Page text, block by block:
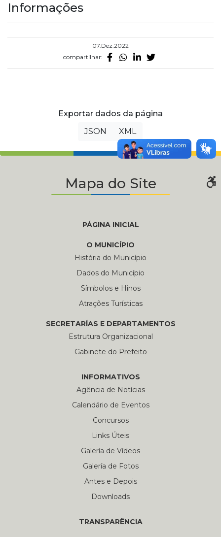
Informações
07.Dez.2022
compartilhar:
Exportar dados da página
JSON
XML
Mapa do Site
PÁGINA INICIAL
O MUNICÍPIO
História do Município
Dados do Município
Símbolos e Hinos
Atrações Turísticas
SECRETARÍAS E DEPARTAMENTOS
Estrutura Organizacional
Gabinete do Prefeito
INFORMATIVOS
Agência de Notícias
Calendário de Eventos
Concursos
Links Úteis
Galería de Vídeos
Galería de Fotos
Antes e Depois
Downloads
TRANSPARÊNCIA